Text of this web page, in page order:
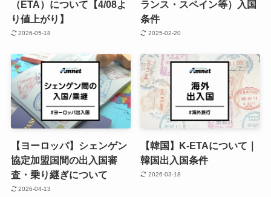
（ETA）について【4/08よ
り値上がり】
2026-05-18
ランス・スペイン等）入国
条件
2025-02-20
【ヨーロッパ】シェンゲン
協定加盟国間の出入国審
査・乗り継ぎについて
2026-04-13
【韓国】K-ETAについて｜
韓国出入国条件
2026-03-18